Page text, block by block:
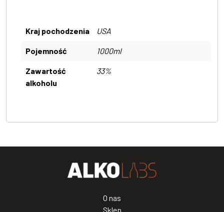
Kraj pochodzenia USA
Pojemność 1000ml
Zawartość
alkoholu
33%
O nas
Sklep